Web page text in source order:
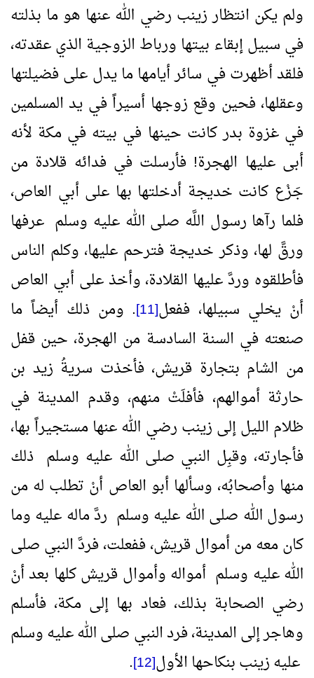
ولم يكن انتظار زينب رضي الله عنها هو ما بذلته
في سبيل إبقاء بيتها ورباط الزوجية الذي عقدته،
فلقد أظهرت في سائر أيامها ما يدل على فضيلتها
وعقلها، فحين وقع زوجها أسيراً في يد المسلمين
في غزوة بدر كانت حينها في بيته في مكة لأنه
أبى عليها الهجرة! فأرسلت في فدائه قلادة من
جَزْع كانت خديجة أدخلتها بها على أبي العاص،
فلما رآها رسول اللَّه صلى الله عليه وسلم عرفها
ورقَّ لها، وذكر خديجة فترحم عليها، وكلم الناس
فأطلقوه وردَّ عليها القلادة، وأخذ على أبي العاص
أنْ يخلي سبيلها، ففعل[11]
. ومن ذلك أيضاً ما
صنعته في السنة السادسة من الهجرة، حين قفل
من الشام بتجارة قريش، فأخذت سريةُ زيد بن
حارثة أموالهم، فأفلَتْ منهم، وقدم المدينة في
ظلام الليل إلى زينب رضي الله عنها مستجيراً بها،
فأجارته، وقبِل النبي صلى الله عليه وسلم ذلك
منها وأصحابُه، وسألها أبو العاص أنْ تطلب له من
رسول الله صلى الله عليه وسلم ردَّ ماله عليه وما
كان معه من أموال قريش، ففعلت، فردَّ النبي صلى
الله عليه وسلم أمواله وأموال قريش كلها بعد أنْ
رضي الصحابة بذلك، فعاد بها إلى مكة، فأسلم
وهاجر إلى المدينة، فرد النبي صلى الله عليه وسلم
عليه زينب بنكاحها الأول[12]
.